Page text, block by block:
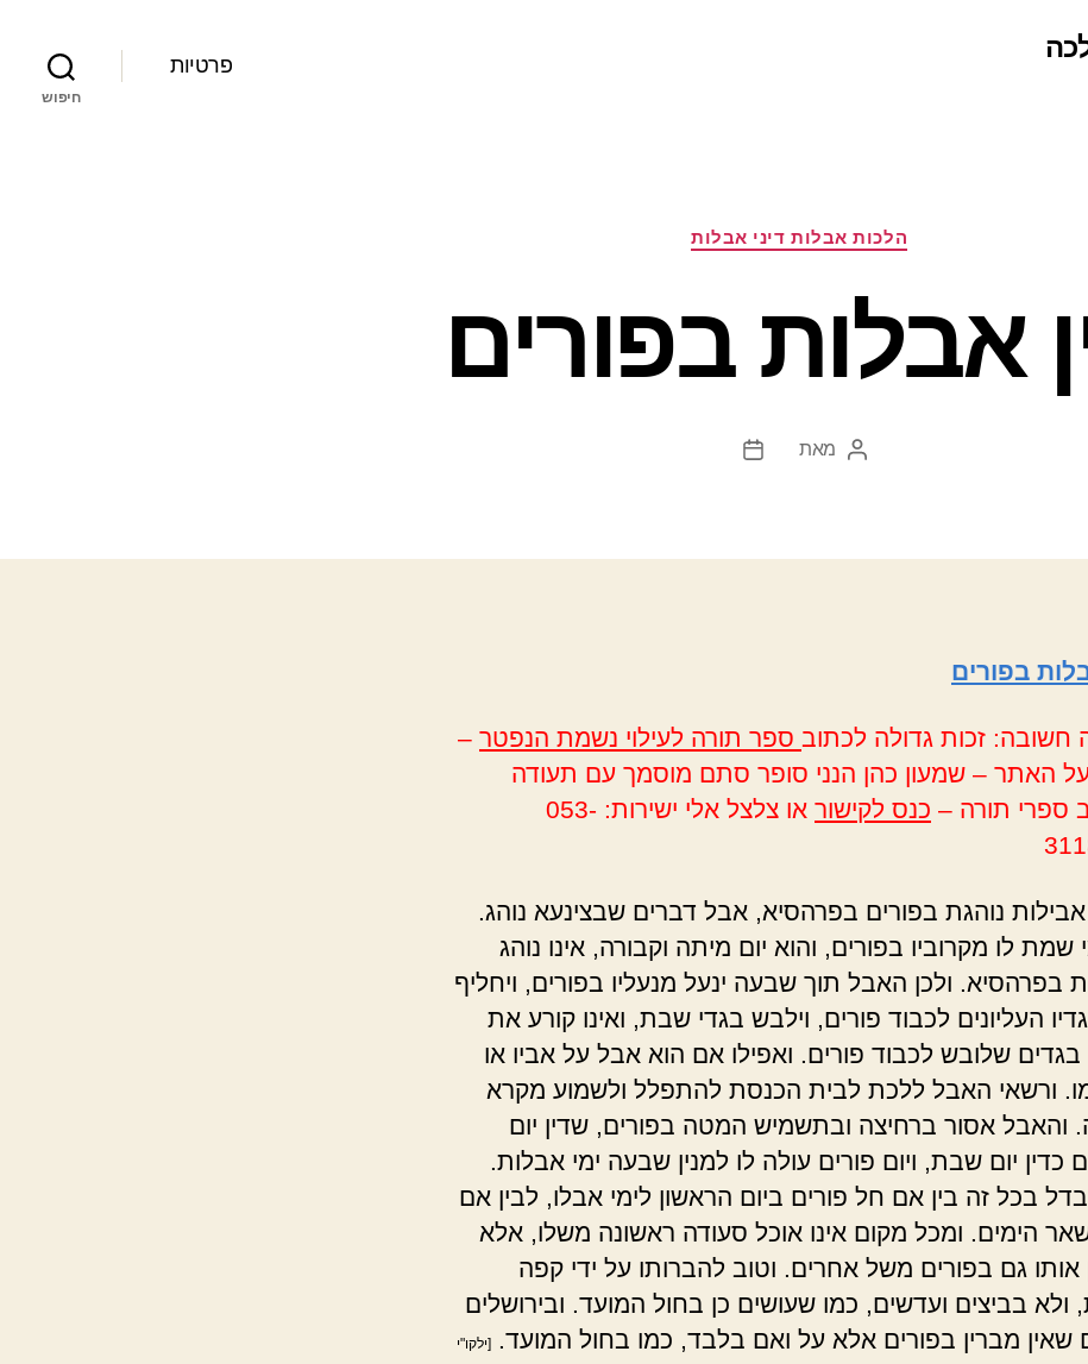
פרטיות
חיפוש
קטגוריות
הלכות אבלות דיני אבלות
אבלות בפורים
המחבר
מאת
תאריך
בפורים
חשובה: זכות גדולה לכתוב ספר תורה לעילוי נשמת הנפטר –
האתר – שמעון כהן הנני סופר סתם מוסמך עם תעודה
ספרי תורה – כנס לקישור
או צלצל אלי ישירות: 053-
אבילות נוהגת בפורים בפרהסיא, אבל דברים שבצינעא נוהג.
שמת לו מקרוביו בפורים, והוא יום מיתה וקבורה, אינו נוהג
בפרהסיא. ולכן האבל תוך שבעה ינעל מנעליו בפורים, ויחליף
העליונים לכבוד פורים, וילבש בגדי שבת, ואינו קורע את
שלובש לכבוד פורים. ואפילו אם הוא אבל על אביו או
ורשאי האבל ללכת לבית הכנסת להתפלל ולשמוע מקרא
והאבל אסור ברחיצה ובתשמיש המטה בפורים, שדין יום
כדין יום שבת, ויום פורים עולה לו למנין שבעה ימי אבלות.
בכל זה בין אם חל פורים ביום הראשון לימי אבלו, לבין אם
הימים. ומכל מקום אינו אוכל סעודה ראשונה משלו, אלא
אותו גם בפורים משל אחרים. וטוב להברותו על ידי קפה
ולא בביצים ועדשים, כמו שעושים כן בחול המועד. ובירושלים
שאין מברין בפורים אלא על ואם בלבד, כמו בחול המועד.
[ילקו"י